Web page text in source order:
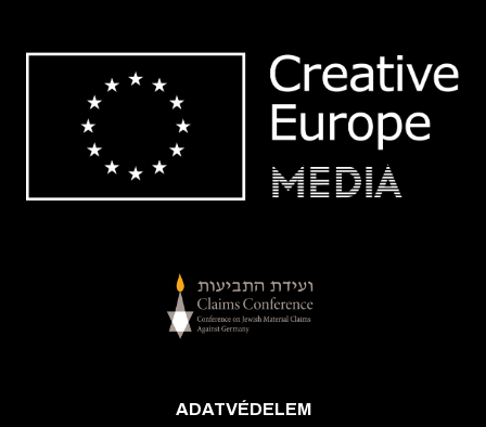
ADATVÉDELEM